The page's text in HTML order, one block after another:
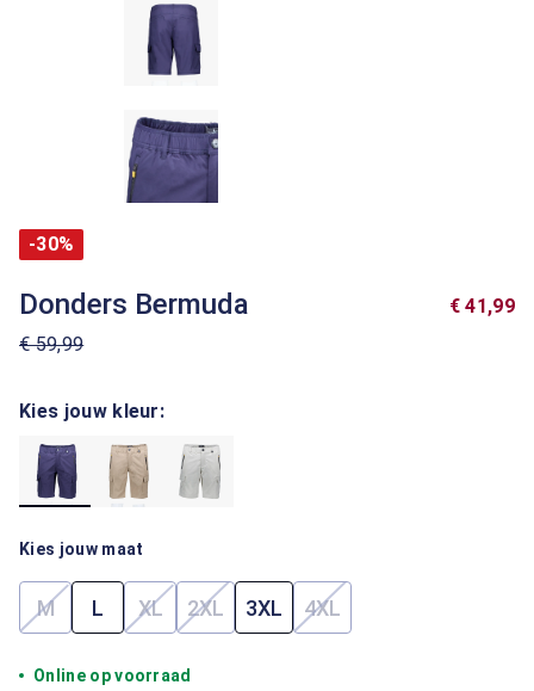
-30%
Donders Bermuda
€ 59,99
€ 41,99
Kies jouw kleur:
Kies jouw maat
M(Deze optie is momenteel niet beschikbaar.)
L XL(Deze optie is momenteel niet beschikbaar.)
2XL(Deze optie is momenteel niet
3XL 4XL(Deze optie is
Online op voorraad